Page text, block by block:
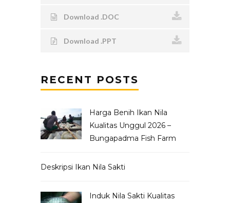
Download .DOC
Download .PPT
RECENT POSTS
Harga Benih Ikan Nila
Kualitas Unggul 2026 –
Bungapadma Fish Farm
Deskripsi Ikan Nila Sakti
Induk Nila Sakti Kualitas